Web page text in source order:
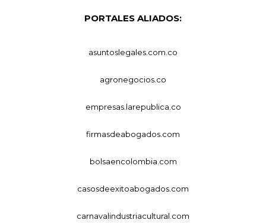
PORTALES ALIADOS:
asuntoslegales.com.co
agronegocios.co
empresas.larepublica.co
firmasdeabogados.com
bolsaencolombia.com
casosdeexitoabogados.com
carnavalindustriacultural.com